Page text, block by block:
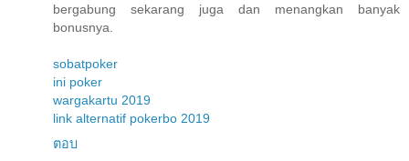
bergabung sekarang juga dan menangkan banyak
bonusnya.
sobatpoker
ini poker
wargakartu 2019
link alternatif pokerbo 2019
ตอบ